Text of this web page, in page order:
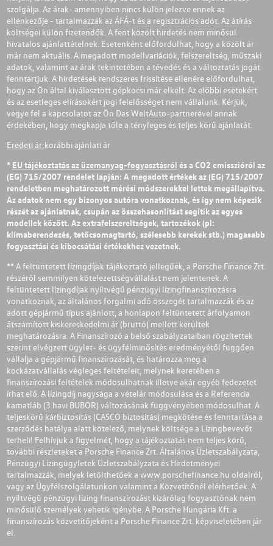
szolgálja. Az árak- amennyiben nincs külön jelezve ennek az
ellenkezője - tartalmazzák az ÁFÁ-t és a regisztrációs adót. Az átírás
költségei külön fizetendők. A fent közölt hirdetés nem minősül
hivatalos ajánlattételnek. Esetenként előfordulhat, hogy a közölt ár
már nem aktuális. A megadott modellvariációk, felszereltség, műszaki
adatok, valamint az árak tekintetében a tévedés és a változtatás jogát
fenntartjuk. A hirdetések rendszeres frissítése ellenére előfordulhat,
hogy az Ön által kiválasztott gépkocsi már elkelt. Az előbbi esetekért
és az esetleges elírásokért jogi felelősséget nem vállalunk. Kérjük,
vegye fel a kapcsolatot az Ön Das WeltAuto-partnerével annak
érdekében, hogy megkapja tőle a tényleges és teljes körű ajánlatát.
Eredeti ár:korábbi ajánlati ár
* EU tájékoztatás az üzemanyag-fogyasztásról és a CO2 emisszióról az
(EG) 715/2007 rendelet lapján: A megadott értékek az (EG) 715/2007
rendeletben meghatározott mérési módszerekkel lettek megállapítva.
Az adatok nem egy bizonyos autóra vonatkoznak, és így nem képezik
részét az ajánlatnak, csupán az összehasonlítást segítik az egyes
modellek között. Az extrafelszereltségek, tartozékok (pl:
klímaberendezés, tetőcsomagtartó, szélesebb kerekek stb.) magasabb
fogyasztási és kibocsátási értékekhez vezetnek.
** A feltüntetett lízingdíjak tájékoztató jellegűek, a Porsche Finance Zrt.
részéről semmilyen kötelezettségvállalást nem jelentenek. A
feltüntetett lízingdíjak nyíltvégű pénzügyi lízingfinanszírozásra
vonatkoznak, az általános forgalmi adó összegét tartalmazzák és az
adott gépjármű típus ajánlott, a honlapon feltüntetett árfolyamon
átszámított kiskereskedelmi ár (bruttó) mellett kerültek
meghatározásra. A Finanszírozó a belső szabályzataiban rögzítettek
szerint elvégzett ügylet- és ügyfélminősítés eredményétől függően
vállalja a gépjármű finanszírozását, és határozza meg a
kockázatvállalás végleges feltételeit, melynek keretében a
finanszírozási feltételek módosulhatnak illetve akár egyéb fedezetet
írhat elő. A lízingdíj nagysága a vételár módosulása és a Referencia
kamatláb (3 havi BUBOR) változásának függvényében módosulhat. A
teljeskörű kárbiztosítás (CASCO biztosítás) megkötése és fenntartása a
szerződés hatálya alatt kötelező, melynek költsége a Lízingbevevőt
terheli! Felhívjuk a figyelmét, hogy a tájékoztatás nem teljes körű,
további részleteket a Porsche Finance Zrt. Általános Üzletszabályzata,
Pénzügyi Lízingügyletek Üzletszabályzata és Hirdetményei
tartalmazzák, melyek letölthetőek a www.porschefinance.hu oldalról,
vagy az Ügyfélszolgálatunkon valamint a Közvetítőnél elérhetőek. A
nyíltvégű pénzügyi lízing finanszírozást kizárólag fogyasztónak nem
minősülő személyek vehetik igénybe. A Porsche Hungária Kft. a
finanszírozás közvetítőjeként a Porsche Finance Zrt. képviseletében jár
el.